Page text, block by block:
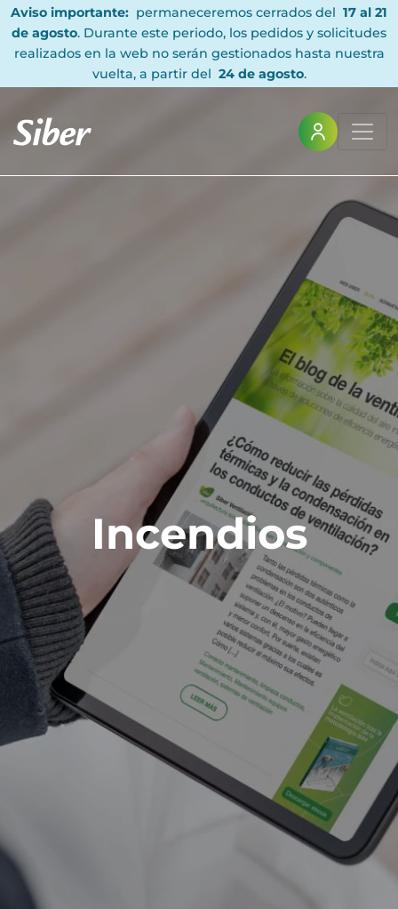
Aviso importante: permaneceremos cerrados del 17 al 21
de agosto. Durante este periodo, los pedidos y solicitudes
realizados en la web no serán gestionados hasta nuestra
vuelta, a partir del 24 de agosto.
Incendios